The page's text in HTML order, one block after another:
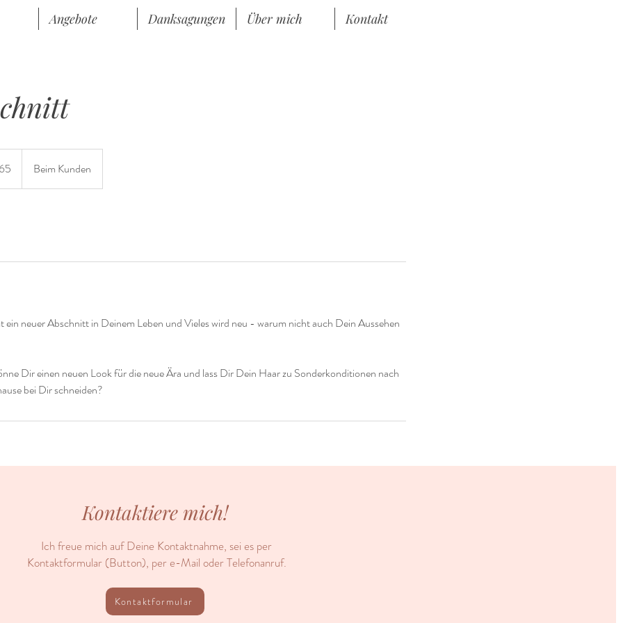
Angebote Danksagungen Über mich Kontakt
Beim Kunden
neuer Abschnitt in Deinem Leben und Vieles wird neu - warum nicht auch Dein Aussehen
Dir einen neuen Look für die neue Ära und lass Dir Dein Haar zu Sonderkonditionen nach
bei Dir schneiden?
Kontaktiere mich!
Ich freue mich auf Deine Kontaktnahme, sei es per
Kontaktformular (Button), per e-Mail oder Telefonanruf.
Kontaktformular